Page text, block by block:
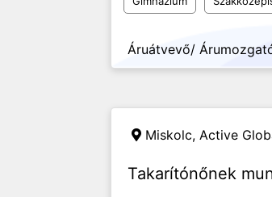
Áruátvevő/
Miskolc, Active
Takarítónőnek